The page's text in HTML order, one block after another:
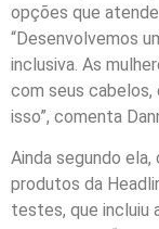
opções que
“Desenvolvemos
inclusiva. As
com seus cabelos,
isso”, comenta
Ainda segundo
produtos da
testes, que incluiu